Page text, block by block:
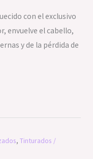
con el exclusivo
envuelve el cabello,
y de la pérdida de
, Tinturados /